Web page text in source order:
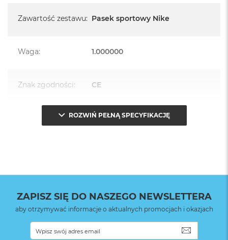
Zawartość zestawu: Pasek sportowy Nike
Waga: 1.000000
Znak zgodności: CE
Opakowanie
(pudełko):
Serwisowe
ROZWIŃ PEŁNĄ SPECYFIKACJĘ
ZAPISZ SIĘ DO NASZEGO NEWSLETTERA
aby otrzymywać informacje o aktualnych promocjach i okazjach